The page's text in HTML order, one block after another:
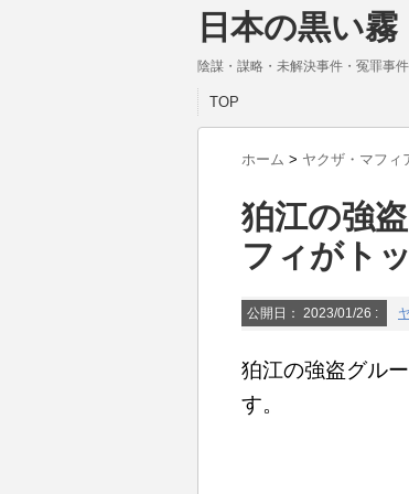
日本の黒い
陰謀・謀略・未解決事件・冤罪事件
TOP
ホーム > ヤクザ・マフィ
狛江の強
フィがト
公開日： 2023/01/26 :
狛江の強盗グル
す。